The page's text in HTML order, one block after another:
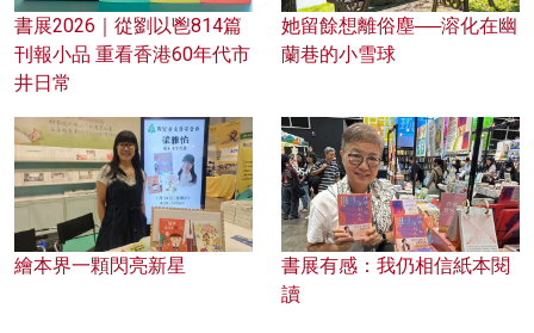
書展2026｜從劉以鬯814篇
刊報小品 重看香港60年代市
井日常
她留餘想離俗塵──溶化在幽
蘭巷的小雪球
繪本界一顆閃亮新星
書展有感：我仍相信紙本閱
讀